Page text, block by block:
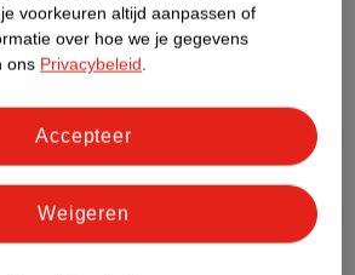
Dit product heeft (nog) geen Nature
Impact Score.
voorkeuren altijd aanpassen of
over hoe we je gegevens
ons Privacybeleid.
Weigeren
Accepteer